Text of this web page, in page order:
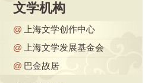
文学机构
@
上海文学创作中心
@
上海文学发展基金会
@ 巴金故居